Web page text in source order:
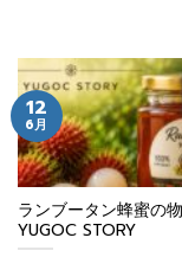
ランブータン蜂蜜の
YUGOC STORY
12
6月